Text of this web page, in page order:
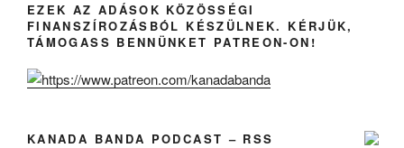
EZEK AZ ADÁSOK KÖZÖSSÉGI
FINANSZÍROZÁSBÓL KÉSZÜLNEK. KÉRJÜK,
TÁMOGASS BENNÜNKET PATREON-ON!
KANADA BANDA PODCAST – RSS